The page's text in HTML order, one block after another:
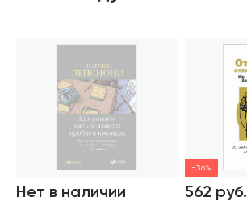
Нет в наличии
-36%
562 руб.